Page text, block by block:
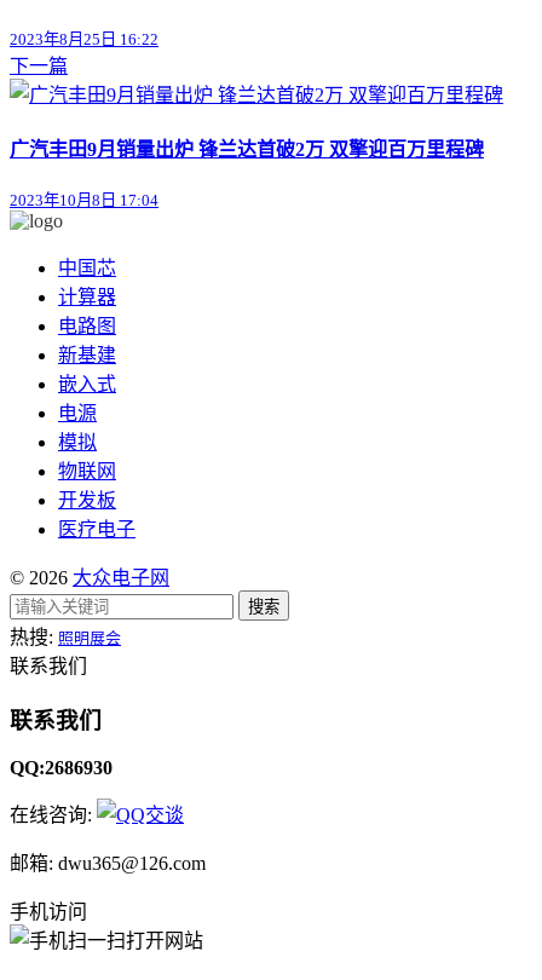
2023年8月25日 16:22
下一篇
广汽丰田9月销量出炉 锋兰达首破2万 双擎迎百万里程碑
2023年10月8日 17:04
中国芯
计算器
电路图
新基建
嵌入式
电源
模拟
物联网
开发板
医疗电子
© 2026 大众电子网
搜索
热搜: 照明展会
联系我们
联系我们
QQ:2686930
在线咨询:
邮箱: dwu365@126.com
手机访问